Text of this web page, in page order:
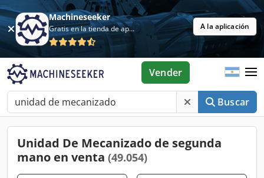
Machineseeker
Gratis en la tienda de aplicaciones A la aplicación
Buscar
Vender
Unidad De Mecanizado de segunda
mano en venta (49.054)